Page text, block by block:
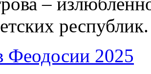
республик.
Феодосии 2025